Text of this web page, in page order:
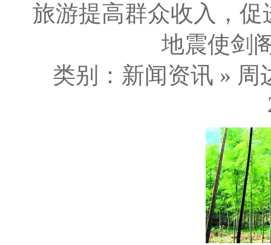
旅游提高群众收入，
地震使剑
类别：新闻资讯 »